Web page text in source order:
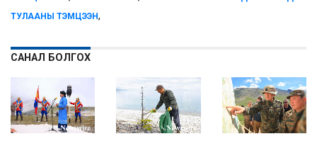
ТУЛААНЫ ТЭМЦЭЭН,
САНАЛ БОЛГОХ